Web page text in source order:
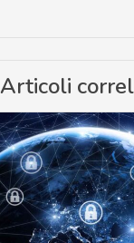
Articoli